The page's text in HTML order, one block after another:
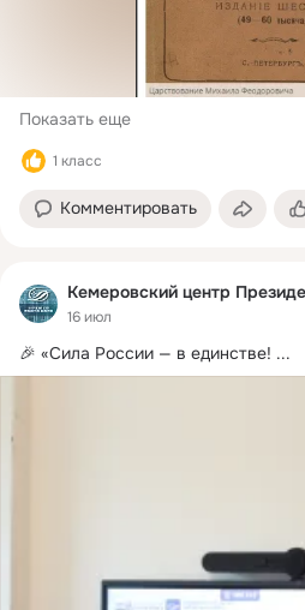
Показать еще
1 класс
Комментировать
Кемеровский центр
16 июл
🎉 «Сила России — в единстве! ...